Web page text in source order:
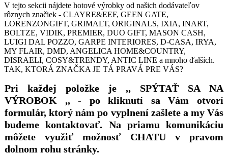
V tejto sekcii nájdete hotové výrobky od našich dodávateľov
rôznych značiek - CLAYRE&EEF, GEEN GATE,
LORENZONGIFT, GRIMALT, ORIGINALS, IXIA, INART,
BOLTZE, VIDIK, PREMIER, DUO GIFT, MASON CASH,
LUIGI DAL POZZO, GARPE INTERIORES, D-CASA, IRYA,
MY FLAIR, DMD, ANGELICA HOME&COUNTRY,
DISRAELI, COSY&TRENDY, ANTIC LINE a mnoho ďalších.
TAK, KTORÁ ZNAČKA JE TÁ PRAVÁ PRE VÁS?
Pri každej položke je ,, SPÝTAŤ SA NA
VÝROBOK ,, - po kliknutí sa Vám otvorí
formulár, ktorý nám po vyplnení zašlete a my Vás
budeme kontaktovať. Na priamu komunikáciu
môžete využiť možnosť CHATU v pravom
dolnom rohu stránky.